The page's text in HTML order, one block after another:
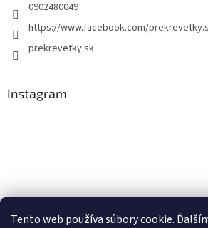
Tento web používa súbory cookie.
0902480049
https://www.facebook.com/
prekrevetky.sk
Instagram